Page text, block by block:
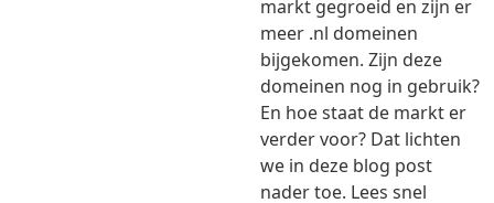
markt gegroeid en zijn er
meer .nl domeinen
bijgekomen. Zijn deze
domeinen nog in gebruik?
En hoe staat de markt er
verder voor? Dat lichten
we in deze blog post
nader toe. Lees snel